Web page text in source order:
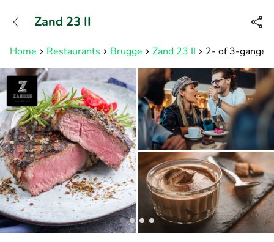
Bereikbaar tot 23:00 uur
Home Restaurants Brugge Zand 23 II 2- of 3-
Zand 23 II